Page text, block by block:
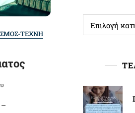
ΤΕΧΝΗ
–
ΚΑΤΗΓΟΡΙΕΣ